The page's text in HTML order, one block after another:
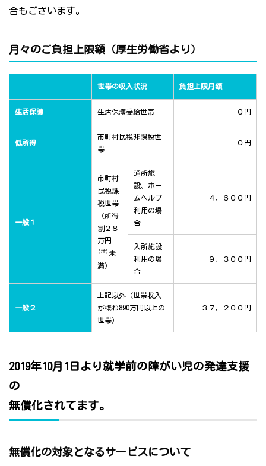
合もございます。
月々のご負担上限額（厚生労働省より）
世帯の収入状況 負担上限月額
生活保護 生活保護受給世帯 ０円
低所得
市町村民税非課税世
帯
０円
一般１
市町村
民税課
税世帯
（所得
割２８
万円
(注) 未
満）
通所施
設、ホー
ムヘルプ
利用の場
合
４，６００円
入所施設
利用の場
合
９，３００円
一般２
上記以外（世帯収入
が概ね890万円以上の
世帯）
３７，２００円
2019年10月1日より就学前の障がい児の発達支援
の
無償化されてます。
無償化の対象となるサービスについて